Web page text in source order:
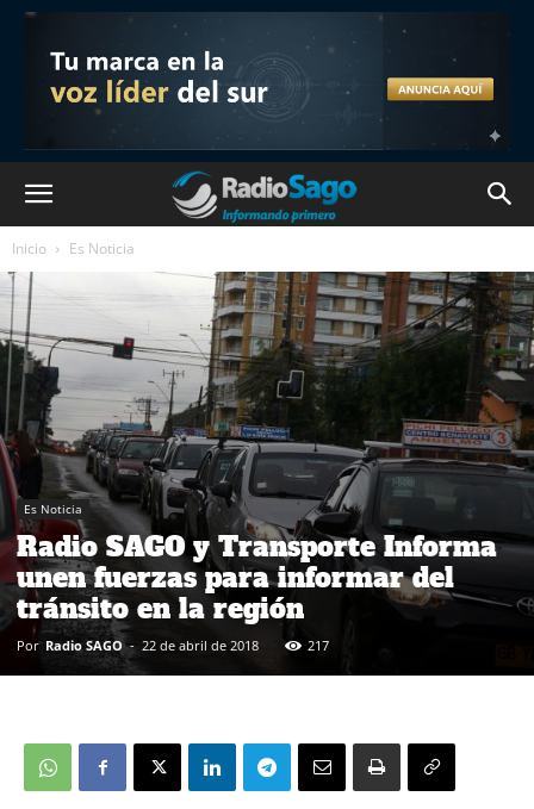
Inicio Es Noticia
Es Noticia
Radio SAGO y Transporte Informa
unen fuerzas para informar del
tránsito en la región
Por Radio SAGO - 22 de abril de 2018 217